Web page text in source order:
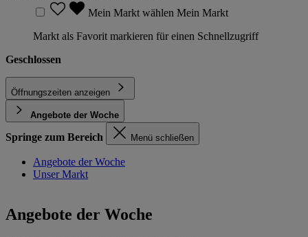
Mein Markt wählen Mein Markt
Markt als Favorit markieren für einen Schnellzugriff
Geschlossen
Öffnungszeiten anzeigen
Angebote der Woche
Springe zum Bereich Menü schließen
Angebote der Woche
Unser Markt
Angebote der Woche